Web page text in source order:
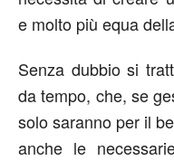
e molto più equa
Senza dubbio si
da tempo, che, se
solo saranno per il
anche le